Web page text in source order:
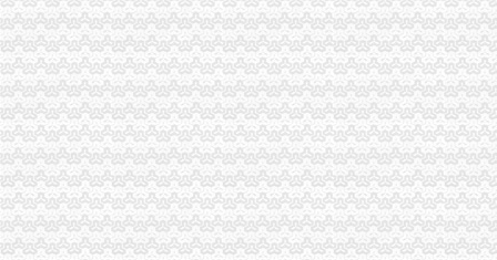
重庆拓源实业有限公司税务注销代理询价公告_中国招标网
重庆市涪陵区
2010年注税税务实务代理模拟试题及答案（1）_模拟试题_第一会
市政务服务中心公布“多跑一次”事项清单-安康市
重庆沙坪坝其他咨询批发|价格|厂家_顺企网
重庆一六八财务咨询有限公司-个体工商注册-营业执照代办-税务代理
换版-会搜-中国会计视野
【税务经理/主管,南宏邦汽贸集团招聘】-南赶集网
重庆进京备案的新办流程资料详解【今日推荐网-北京工商/税务/财务】
个体户税费却越来越高,可否只注销国税呀？_重庆包听|E都市
【重庆公司注册】-重庆起点8